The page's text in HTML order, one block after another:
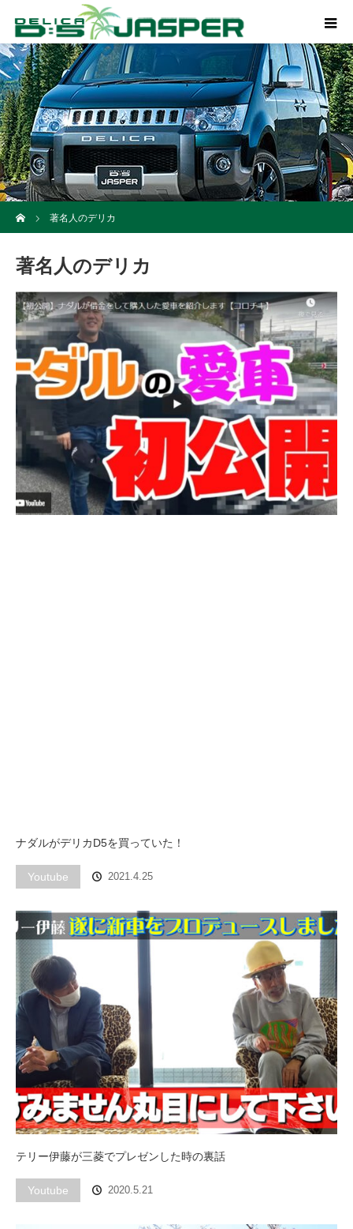
著名人のデリカ
著名人のデリカ
ナダルがデリカD5を買っていた！
Youtube 2021.4.25
テリー伊藤が三菱でプレゼンした時の裏話
Youtube 2020.5.21